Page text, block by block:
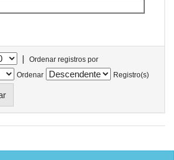
|
Ordenar registros por
Ordenar
Registro(s)